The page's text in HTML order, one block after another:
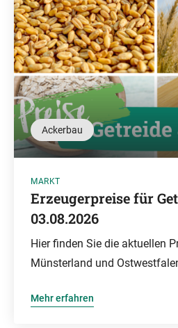
Ackerbau
MARKT
Erzeugerpreise für
03.08.2026
Hier finden Sie die aktuellen
Münsterland und
Mehr erfahren